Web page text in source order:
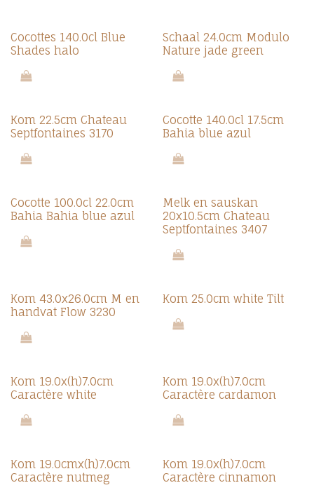
Cocottes 140.0cl Blue
Shades halo
Schaal 24.0cm Modulo
Nature jade green
Kom 22.5cm Chateau
Septfontaines 3170
Cocotte 140.0cl 17.5cm
Bahia blue azul
Cocotte 100.0cl 22.0cm
Bahia Bahia blue azul
Melk en sauskan
20x10.5cm Chateau
Septfontaines 3407
Kom 43.0x26.0cm M en
handvat Flow 3230
Kom 25.0cm white Tilt
Kom 19.0x(h)7.0cm
Caractère white
Kom 19.0x(h)7.0cm
Caractère cardamon
Kom 19.0cmx(h)7.0cm
Caractère nutmeg
Kom 19.0x(h)7.0cm
Caractère cinnamon